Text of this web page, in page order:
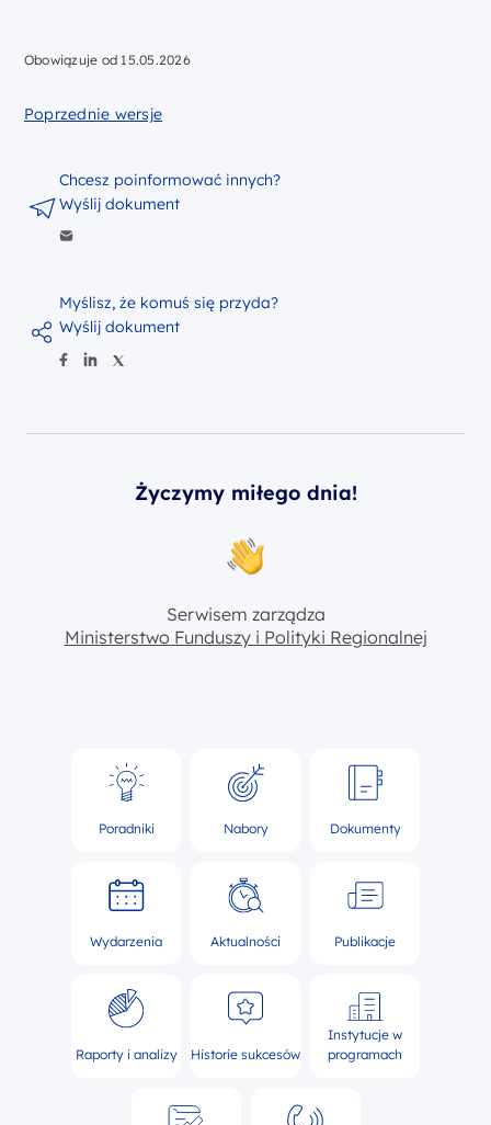
Obowiązuje od 15.05.2026
Poprzednie wersje
Myślisz, że komuś się przyda?
Wyślij dokument
Chcesz poinformować innych?
Wyślij dokument
Życzymy miłego dnia!
Serwisem zarządza
Ministerstwo Funduszy i Polityki Regionalnej
Poradniki Nabory Dokumenty
Wydarzenia Aktualności Publikacje
Raporty i analizy Historie sukcesów
Instytucje w
programach